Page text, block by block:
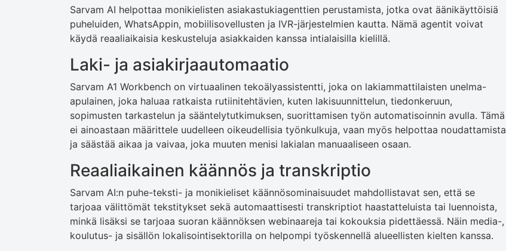
Sarvam AI helpottaa monikielisten asiakastukiagenttien perustamista, jotka ovat äänikäyttöisiä
puheluiden, WhatsAppin, mobiilisovellusten ja IVR-järjestelmien kautta. Nämä agentit voivat
käydä reaaliaikaisia keskusteluja asiakkaiden kanssa intialaisilla kielillä.
Laki- ja asiakirjaautomaatio
Sarvam A1 Workbench on virtuaalinen tekoälyassistentti, joka on lakiammattilaisten unelma-
apulainen, joka haluaa ratkaista rutiinitehtävien, kuten lakisuunnittelun, tiedonkeruun,
sopimusten tarkastelun ja sääntelytutkimuksen, suorittamisen työn automatisoinnin avulla. Tämä
ei ainoastaan määrittele uudelleen oikeudellisia työnkulkuja, vaan myös helpottaa noudattamista
ja säästää aikaa ja vaivaa, joka muuten menisi lakialan manuaaliseen osaan.
Reaaliaikainen käännös ja transkriptio
Sarvam AI:n puhe-teksti- ja monikieliset käännösominaisuudet mahdollistavat sen, että se
tarjoaa välittömät tekstitykset sekä automaattisesti transkriptiot haastatteluista tai luennoista,
minkä lisäksi se tarjoaa suoran käännöksen webinaareja tai kokouksia pidettäessä. Näin media-,
koulutus- ja sisällön lokalisointisektorilla on helpompi työskennellä alueellisten kielten kanssa.